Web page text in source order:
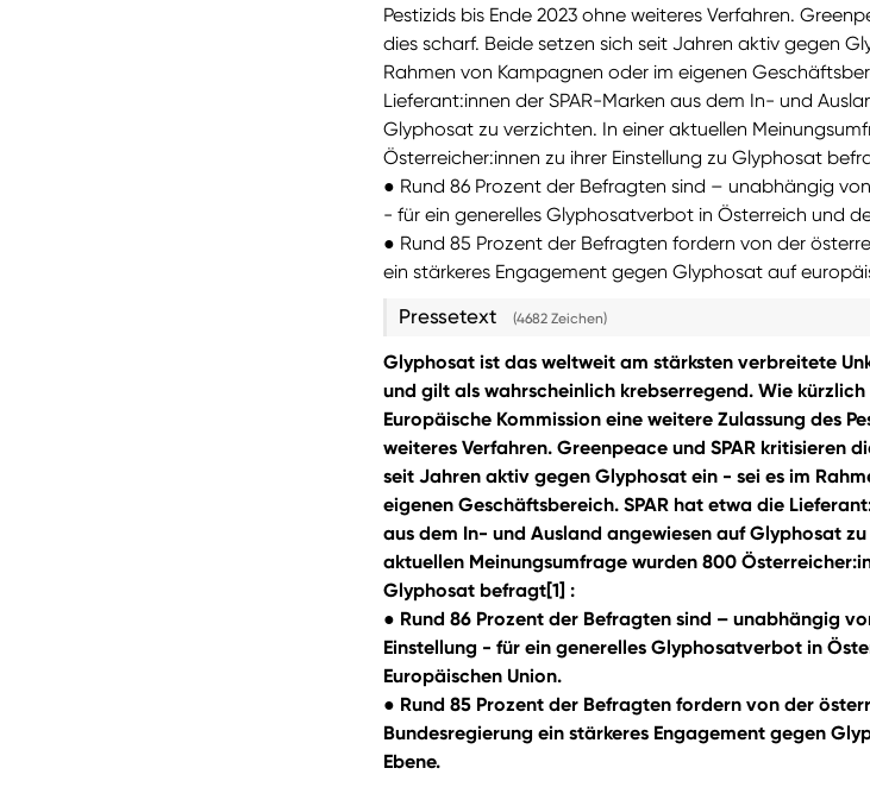
Pestizids bis Ende 2023 ohne weiteres Verfahren.
dies scharf. Beide setzen sich seit Jahren aktiv gegen
Rahmen von Kampagnen oder im eigenen
Lieferant:innen der SPAR-Marken aus dem In- und
Glyphosat zu verzichten. In einer aktuellen
Österreicher:innen zu ihrer Einstellung zu Glyphosat
● Rund 86 Prozent der Befragten sind – unabhängig
- für ein generelles Glyphosatverbot in Österreich und
● Rund 85 Prozent der Befragten fordern von der
ein stärkeres Engagement gegen Glyphosat auf
Pressetext (4682 Zeichen)
Glyphosat ist das weltweit am stärksten verbreitete
und gilt als wahrscheinlich krebserregend. Wie
Europäische Kommission eine weitere Zulassung des
weiteres Verfahren. Greenpeace und SPAR kritisieren
seit Jahren aktiv gegen Glyphosat ein - sei es im
eigenen Geschäftsbereich. SPAR hat etwa die
aus dem In- und Ausland angewiesen auf Glyphosat
aktuellen Meinungsumfrage wurden 800
Glyphosat befragt[1] :
● Rund 86 Prozent der Befragten sind – unabhängig
Einstellung - für ein generelles Glyphosatverbot in
Europäischen Union.
● Rund 85 Prozent der Befragten fordern von der
Bundesregierung ein stärkeres Engagement gegen
Ebene.